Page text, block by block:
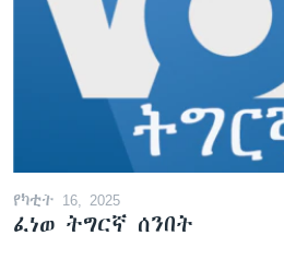
የካቲት 16, 2025
ፈነወ ትግርኛ ሰንበት